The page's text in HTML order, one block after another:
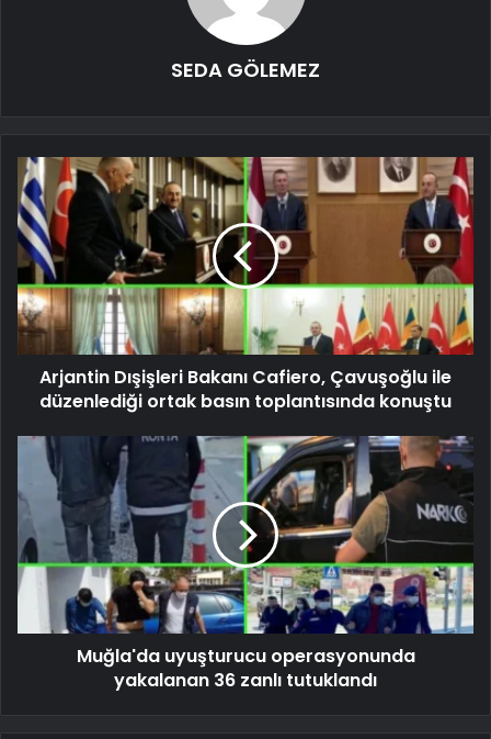
SEDA GÖLEMEZ
Arjantin Dışişleri Bakanı Cafiero, Çavuşoğlu ile
düzenlediği ortak basın toplantısında konuştu
Muğla'da uyuşturucu operasyonunda
yakalanan 36 zanlı tutuklandı